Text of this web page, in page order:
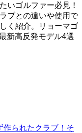
いゴルファー必見！
ブとの違いや使用で
く紹介。リョーマゴ
新高反発モデル4選
作られたクラブ！そ